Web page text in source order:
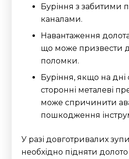
Буріння з забитими
каналами.
Навантаження
що може призвести
поломки.
Буріння, якщо на
сторонні металеві
може спричинити
пошкодження
У разі довготривалих
необхідно підняти долото